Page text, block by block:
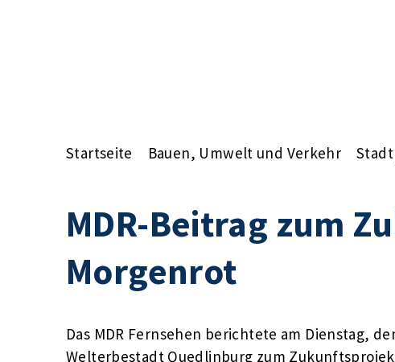
Startseite Bauen, Umwelt und Verkehr
MDR-Beitrag zum
Morgenrot
Das MDR Fernsehen berichtete am Dienstag,
Welterbestadt Quedlinburg zum